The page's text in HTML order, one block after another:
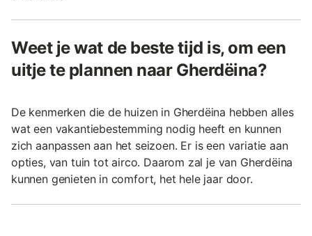
Weet je wat de beste tijd is, om een
uitje te plannen naar Gherdëina?
De kenmerken die de huizen in Gherdëina hebben alles
wat een vakantiebestemming nodig heeft en kunnen
zich aanpassen aan het seizoen. Er is een variatie aan
opties, van tuin tot airco. Daarom zal je van Gherdëina
kunnen genieten in comfort, het hele jaar door.